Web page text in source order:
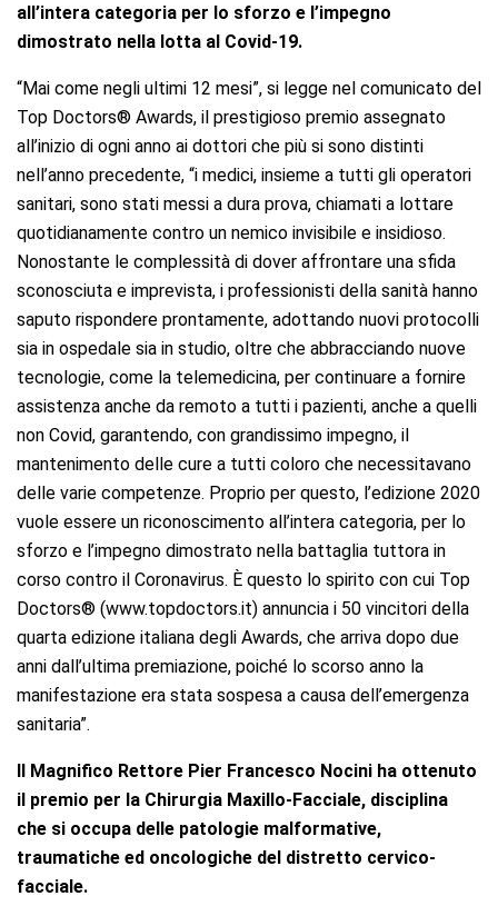
all’intera categoria per lo sforzo e l’impegno
dimostrato nella lotta al Covid-19.
“Mai come negli ultimi 12 mesi”, si legge nel comunicato del
Top Doctors® Awards, il prestigioso premio assegnato
all’inizio di ogni anno ai dottori che più si sono distinti
nell’anno precedente, “i medici, insieme a tutti gli operatori
sanitari, sono stati messi a dura prova, chiamati a lottare
quotidianamente contro un nemico invisibile e insidioso.
Nonostante le complessità di dover affrontare una sfida
sconosciuta e imprevista, i professionisti della sanità hanno
saputo rispondere prontamente, adottando nuovi protocolli
sia in ospedale sia in studio, oltre che abbracciando nuove
tecnologie, come la telemedicina, per continuare a fornire
assistenza anche da remoto a tutti i pazienti, anche a quelli
non Covid, garantendo, con grandissimo impegno, il
mantenimento delle cure a tutti coloro che necessitavano
delle varie competenze. Proprio per questo, l’edizione 2020
vuole essere un riconoscimento all’intera categoria, per lo
sforzo e l’impegno dimostrato nella battaglia tuttora in
corso contro il Coronavirus. È questo lo spirito con cui Top
Doctors® (www.topdoctors.it) annuncia i 50 vincitori della
quarta edizione italiana degli Awards, che arriva dopo due
anni dall’ultima premiazione, poiché lo scorso anno la
manifestazione era stata sospesa a causa dell’emergenza
sanitaria”.
Il Magnifico Rettore Pier Francesco Nocini ha ottenuto
il premio per la Chirurgia Maxillo-Facciale, disciplina
che si occupa delle patologie malformative,
traumatiche ed oncologiche del distretto cervico-
facciale.